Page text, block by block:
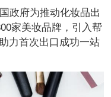
政府为推动化妆品出
家美妆品牌，引入帮
力首次出口成功一站